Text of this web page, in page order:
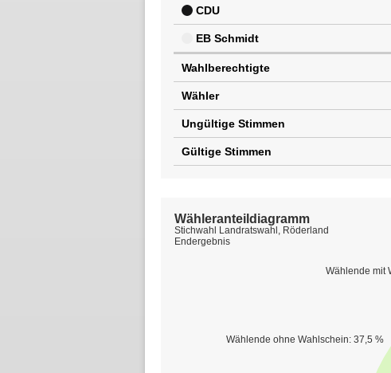
CDU
EB Schmidt
Wahlberechtigte
Wähler
Ungültige Stimmen
Gültige Stimmen
Wählende ohne Wahlschein: 37,5 %
Wählende mit
Wähleranteildiagramm
Stichwahl Landratswahl, Röderland
Endergebnis